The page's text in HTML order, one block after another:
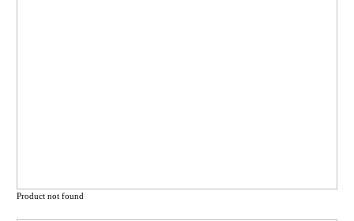
Product not found